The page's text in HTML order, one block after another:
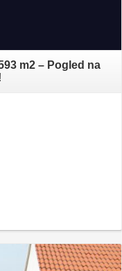
m2 – Pogled na